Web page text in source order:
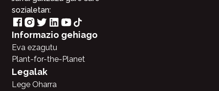
sozialetan:
Informazio gehiago
Eva ezagutu
Plant-for-the-Planet
Legalak
Lege Oharra